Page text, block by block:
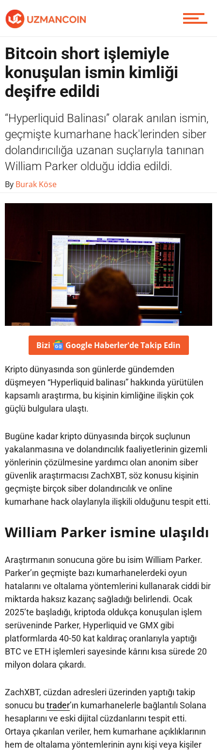
Soru Sor
Contact / İletişim
Bitcoin short işlemiyle
konuşulan ismin kimliği
deşifre edildi
“Hyperliquid Balinası” olarak anılan ismin,
geçmişte kumarhane hack'lerinden siber
dolandırıcılığa uzanan suçlarıyla tanınan
William Parker olduğu iddia edildi.
By Burak Köse
Bizi Google Haberler'deTakip Edin
Kripto dünyasında son günlerde gündemden
düşmeyen “Hyperliquid balinası” hakkında yürütülen
kapsamlı araştırma, bu kişinin kimliğine ilişkin çok
güçlü bulgulara ulaştı.
Bugüne kadar kripto dünyasında birçok suçlunun
yakalanmasına ve dolandırıcılık faaliyetlerinin gizemli
yönlerinin çözülmesine yardımcı olan anonim siber
güvenlik araştırmacısı ZachXBT, söz konusu kişinin
geçmişte birçok siber dolandırıcılık ve online
kumarhane hack olaylarıyla ilişkili olduğunu tespit etti.
William Parker ismine ulaşıldı
Araştırmanın sonucuna göre bu isim William Parker.
Parker’ın geçmişte bazı kumarhanelerdeki oyun
hatalarını ve oltalama yöntemlerini kullanarak ciddi bir
miktarda haksız kazanç sağladığı belirlendi. Ocak
2025’te başladığı, kriptoda oldukça konuşulan işlem
serüveninde Parker, Hyperliquid ve GMX gibi
platformlarda 40-50 kat kaldıraç oranlarıyla yaptığı
BTC ve ETH işlemleri sayesinde kârını kısa sürede 20
milyon dolara çıkardı.
ZachXBT, cüzdan adresleri üzerinden yaptığı takip
sonucu bu trader’ın kumarhanelerle bağlantılı Solana
hesaplarını ve eski dijital cüzdanlarını tespit etti.
Ortaya çıkarılan veriler, hem kumarhane açıklıklarının
hem de oltalama yöntemlerinin aynı kişi veya kişiler